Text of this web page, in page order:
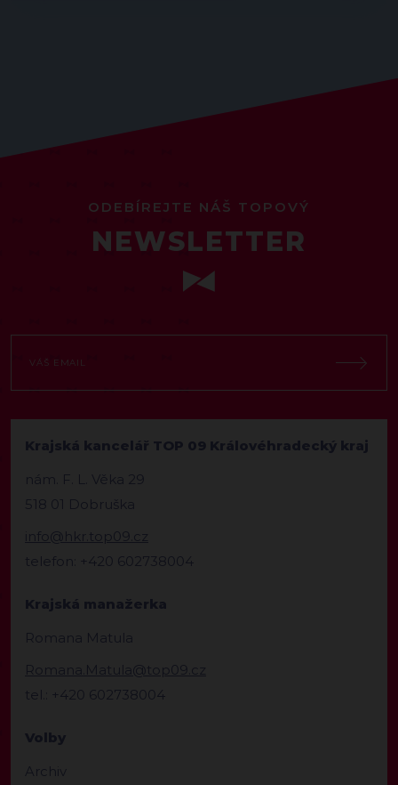
ODEBÍREJTE NÁŠ TOPOVÝ
NEWSLETTER
Krajská kancelář TOP 09 Královéhradecký kraj
nám. F. L. Věka 29
518 01 Dobruška
info@hkr.top09.cz
telefon: +420 602738004
Krajská manažerka
Romana Matula
Romana.Matula@top09.cz
tel.: +420 602738004
Volby
Archiv